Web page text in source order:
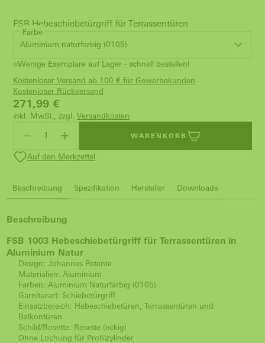
FSB Hebeschiebetürgriff für Terrassentüren
Farbe
Aluminium naturfarbig (0105)
Wenige Exemplare auf Lager - schnell bestellen!
Kostenloser Versand ab 100 € für Gewerbekunden
Kostenloser Rückversand
271,99 €
inkl. MwSt., zzgl. Versandkosten
WARENKORB
Auf den Merkzettel
Beschreibung Spezifikation Hersteller Downloads
Beschreibung
FSB 1003 Hebeschiebetürgriff für Terrassentüren in
Aluminium Natur
Design: Johannes Potente
Materialien: Aluminium
Farben: Aluminium Naturfarbig (0105)
Garniturart: Schiebetürgriff
Einsatzbereich: Hebeschiebetüren, Terrassentüren und
Balkontüren
Schild/Rosette: Rosette (eckig)
Ohne Lochung für Profilzylinder